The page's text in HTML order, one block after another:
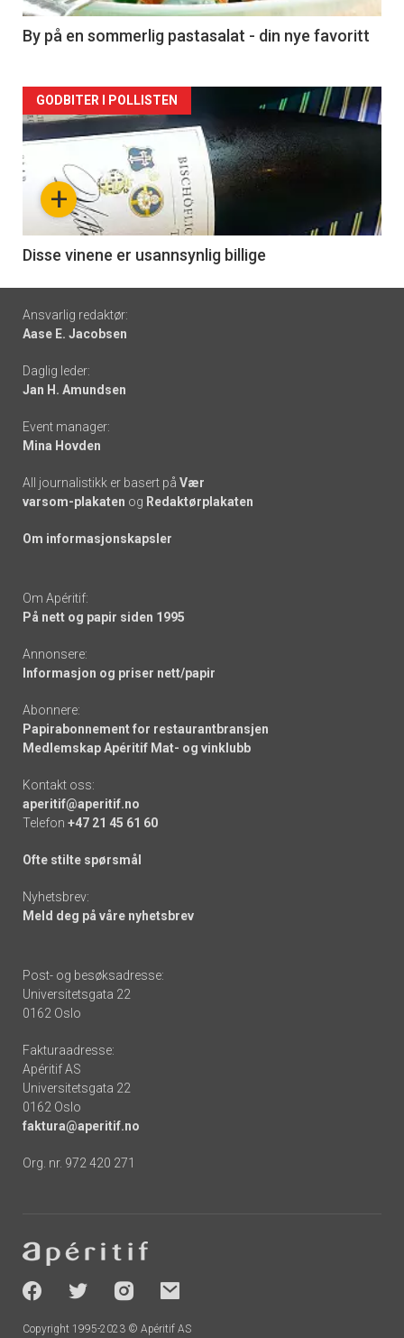
5
By på en sommerlig pastasalat - din nye favoritt
Forsiden
akkurat
nå
6
+
GODBITER I POLLISTEN
Disse vinene er usannsynlig billige
Footer
-
links
Ansvarlig redaktør:
Aase E. Jacobsen
Daglig leder:
Jan H. Amundsen
Event manager:
Mina Hovden
All journalistikk er basert på Vær
varsom-plakaten og Redaktørplakaten
Om informasjonskapsler
Om Apéritif:
På nett og papir siden 1995
Annonsere:
Informasjon og priser nett/papir
Abonnere:
Papirabonnement for restaurantbransjen
Medlemskap Apéritif Mat- og vinklubb
Kontakt oss:
aperitif@aperitif.no
Telefon +47 21 45 61 60
Ofte stilte spørsmål
Nyhetsbrev:
Meld deg på våre nyhetsbrev
Post- og besøksadresse:
Universitetsgata 22
0162 Oslo
Fakturaadresse:
Apéritif AS
Universitetsgata 22
0162 Oslo
faktura@aperitif.no
Org. nr. 972 420 271
-
socials
Copyright 1995-2023 © Apéritif AS